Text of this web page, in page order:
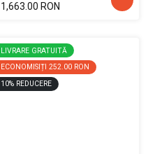
1,663.00 RON
LIVRARE GRATUITĂ
ECONOMISIȚI 252.00 RON
10% REDUCERE